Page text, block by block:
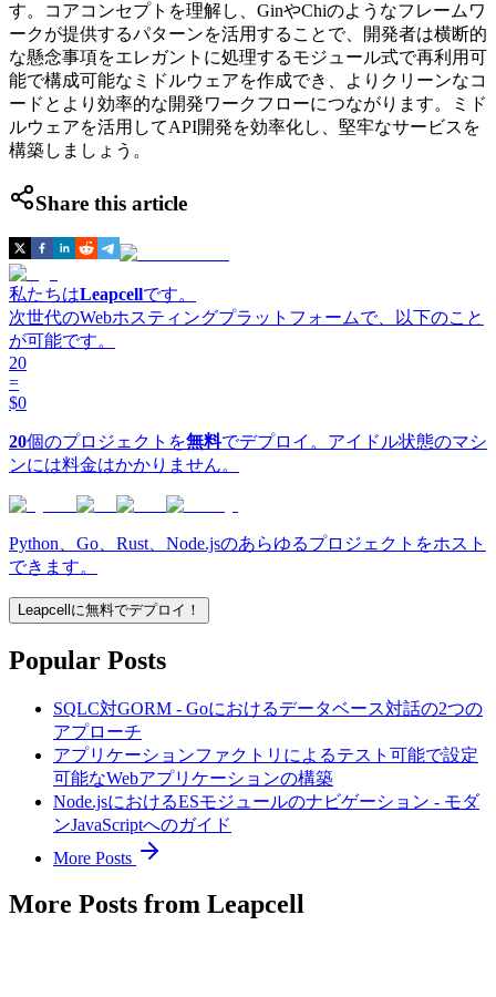
す。コアコンセプトを理解し、GinやChiのようなフレームワ
ークが提供するパターンを活用することで、開発者は横断的
な懸念事項をエレガントに処理するモジュール式で再利用可
能で構成可能なミドルウェアを作成でき、よりクリーンなコ
ードとより効率的な開発ワークフローにつながります。ミド
ルウェアを活用してAPI開発を効率化し、堅牢なサービスを
構築しましょう。
Share this article
私たちはLeapcellです。
次世代のWebホスティングプラットフォームで、以下のこと
が可能です。
20
=
$0
20個のプロジェクトを無料でデプロイ。アイドル状態のマシ
ンには料金はかかりません。
Python、Go、Rust、Node.jsのあらゆるプロジェクトをホスト
できます。
Leapcellに無料でデプロイ！
Popular Posts
SQLC対GORM - Goにおけるデータベース対話の2つの
アプローチ
アプリケーションファクトリによるテスト可能で設定
可能なWebアプリケーションの構築
Node.jsにおけるESモジュールのナビゲーション - モダ
ンJavaScriptへのガイド
More Posts
More Posts from Leapcell